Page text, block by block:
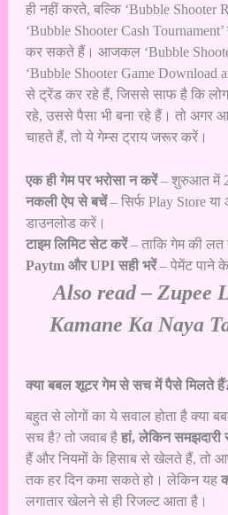
ही नहीं करते, बल्कि ‘Bubble Shooter
‘Bubble Shooter Cash
कर सकते हैं। आजकल ‘Bubble
‘Bubble Shooter Game Download
से ट्रेंड कर रहे हैं, जिससे साफ है कि
रहे, उससे पैसा भी बना रहे हैं। तो अगर
चाहते हैं, तो ये गेम्स ट्राय जरूर करें।
एक ही गेम पर भरोसा न करें– शुरुआत में
नकली ऐप से बचें– सिर्फ Play Store
डाउनलोड करें।
टाइम लिमिट सेट करें– ताकि गेम की लत
Paytm और UPI सही भरें– पेमेंट पाने
Also read – Zupee
Kamane Ka Naya
क्या बबल शूटर गेम से सच में पैसे मिलते
बहुत से लोगों का ये सवाल होता है क्या
सच है? तो जवाब है हां, लेकिन समझदारी
हैं और नियमों के हिसाब से खेलते हैं, तो
तक हर दिन कमा सकते हो। लेकिन यह
लगातार खेलने से ही रिजल्ट आता है।